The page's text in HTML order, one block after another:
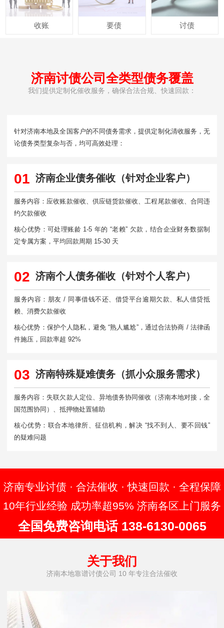
收账 要债 讨债
济南讨债公司全类型债务覆盖
我们提供定制化催收服务，确保合法合规、快速回款：
针对济南本地及全国客户的不同债务需求，提供定制化清收服务，无
论债务类型复杂与否，均可高效处理：
01 济南企业债务催收（针对企业客户）
服务内容：应收账款催收、供应链货款催收、工程尾款催收、合同违
约欠款催收
核心优势：可处理账龄 1-5 年的 “老赖” 欠款，结合企业财务数据制
定专属方案，平均回款周期 15-30 天
02 济南个人债务催收（针对个人客户）
服务内容：朋友 / 同事借钱不还、借贷平台逾期欠款、私人借贷抵
赖、消费欠款催收
核心优势：保护个人隐私，避免 “熟人尴尬”，通过合法协商 / 法律函
件施压，回款率超 92%
03 济南特殊疑难债务（抓小众服务需求）
服务内容：失联欠款人定位、异地债务协同催收（济南本地对接，全
国范围协同）、抵押物处置辅助
核心优势：联合本地律所、征信机构，解决 “找不到人、要不回钱”
的疑难问题
济南专业讨债 · 合法催收 · 快速回款 · 全程保障
10年行业经验 成功率超95% 济南各区上门服务
全国免费咨询电话 138-6130-0065
关于我们
济南本地靠谱讨债公司 10 年专注合法催收